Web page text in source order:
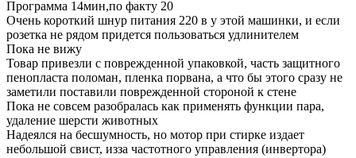
Программа 14мин,по факту 20
Очень короткий шнур питания 220 в у этой машинки, и если
розетка не рядом придется пользоваться удлинителем
Пока не вижу
Товар привезли с поврежденной упаковкой, часть защитного
пенопласта поломан, пленка порвана, а что бы этого сразу не
заметили поставили поврежденной стороной к стене
Пока не совсем разобралась как применять функции пара,
удаление шерсти животных
Надеялся на бесшумность, но мотор при стирке издает
небольшой свист, изза частотного управления (инвертора)